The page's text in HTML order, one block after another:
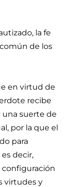
la fe
de los
en virtud de
recibe
una suerte de
por la que el
para
decir,
configuración
virtudes y